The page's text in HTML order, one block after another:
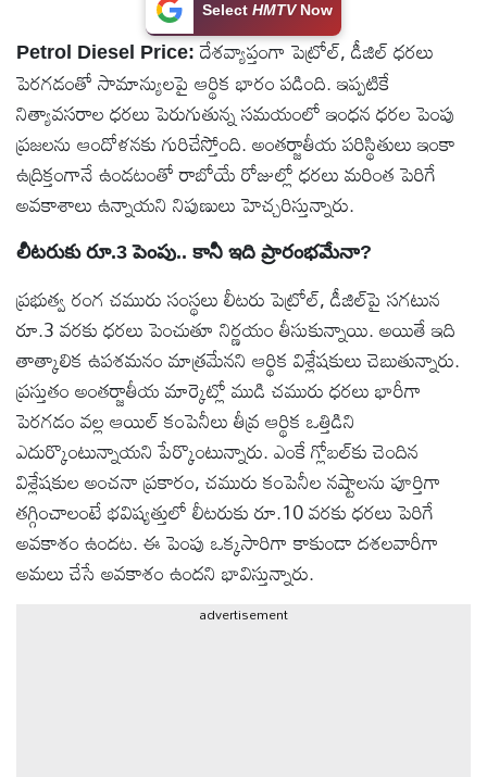
టెక్నాలజీ
స్పెషల్స్
కెరీర్ &
ఉద్యోగాలు
లైవ్
టీవి
వ్యవసాయం
ఓటీటీ
వీడియోలు
ఆటోమొబైల్
Select HMTVNow
Petrol Diesel Price:దేశవ్యాప్తంగా పెట్రోల్‌, డీజిల్‌ ధరలు
పెరగడంతో సామాన్యులపై ఆర్థిక భారం పడింది. ఇప్పటికే
నిత్యావసరాల ధరలు పెరుగుతున్న సమయంలో ఇంధన ధరల పెంపు
ప్రజలను ఆందోళనకు గురిచేస్తోంది. అంతర్జాతీయ పరిస్థితులు ఇంకా
ఉద్రిక్తంగానే ఉండటంతో రాబోయే రోజుల్లో ధరలు మరింత పెరిగే
అవకాశాలు ఉన్నాయని నిపుణులు హెచ్చరిస్తున్నారు.
లీటరుకు రూ.3 పెంపు.. కానీ ఇది ప్రారంభమేనా?
ప్రభుత్వ రంగ చమురు సంస్థలు లీటరు పెట్రోల్‌, డీజిల్‌పై సగటున
రూ.3 వరకు ధరలు పెంచుతూ నిర్ణయం తీసుకున్నాయి. అయితే ఇది
తాత్కాలిక ఉపశమనం మాత్రమేనని ఆర్థిక విశ్లేషకులు చెబుతున్నారు.
ప్రస్తుతం అంతర్జాతీయ మార్కెట్లో ముడి చమురు ధరలు భారీగా
పెరగడం వల్ల ఆయిల్‌ కంపెనీలు తీవ్ర ఆర్థిక ఒత్తిడిని
ఎదుర్కొంటున్నాయని పేర్కొంటున్నారు. ఎంకే గ్లోబల్‌కు చెందిన
విశ్లేషకుల అంచనా ప్రకారం, చమురు కంపెనీల నష్టాలను పూర్తిగా
తగ్గించాలంటే భవిష్యత్తులో లీటరుకు రూ.10 వరకు ధరలు పెరిగే
అవకాశం ఉందట. ఈ పెంపు ఒక్కసారిగా కాకుండా దశలవారీగా
అమలు చేసే అవకాశం ఉందని భావిస్తున్నారు.
advertisement